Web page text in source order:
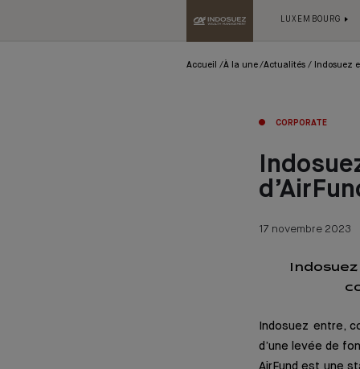
LUXEMBOURG
Accueil À la une Actualités Indosuez
CORPORATE
17 novembre 2023
Indosuez entre,
d’une levée de
AirFund est une